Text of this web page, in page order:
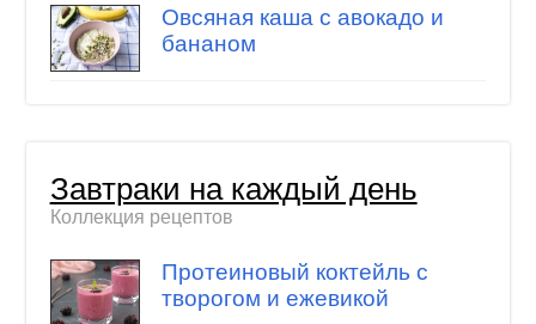
Овсяная каша с авокадо и
бананом
Завтраки на каждый день
Коллекция рецептов
Протеиновый коктейль с
творогом и ежевикой